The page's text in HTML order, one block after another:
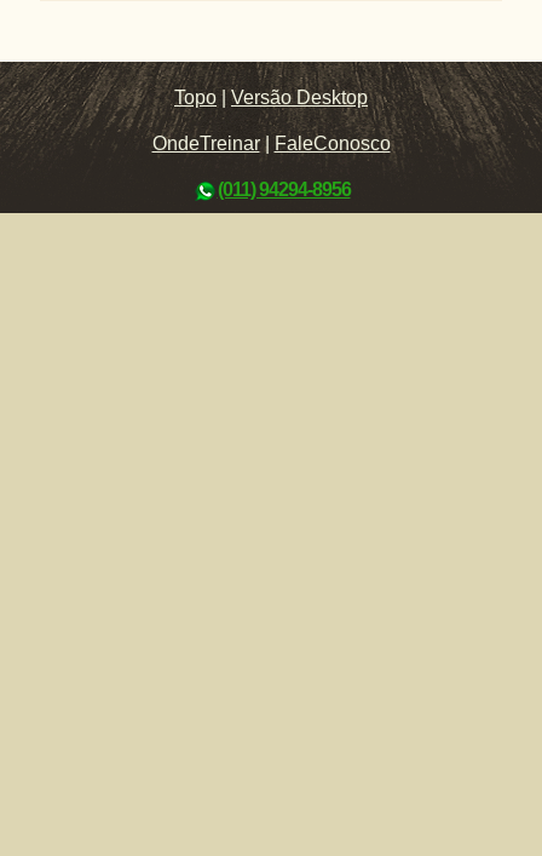
Topo |Versão Desktop
OndeTreinar| FaleConosco
(011) 94294-8956